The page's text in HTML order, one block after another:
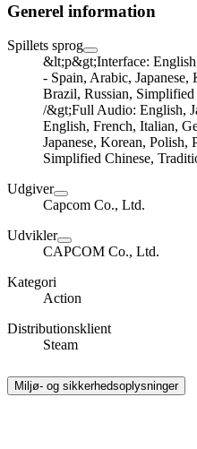
Generel information
Spillets sprog
&lt;p&gt;Interface:
- Spain, Arabic, Japanese,
Brazil, Russian,
/&gt;Full Audio: English,
English, French, Italian,
Japanese, Korean, Polish,
Simplified Chinese,
Udgiver
Capcom Co., Ltd.
Udvikler
CAPCOM Co., Ltd.
Kategori
Action
Distributionsklient
Steam
Miljø- og sikkerhedsoplysninger